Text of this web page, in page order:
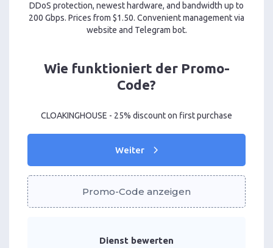
DDoS protection, newest hardware, and bandwidth up to
200 Gbps. Prices from $1.50. Convenient management via
website and Telegram bot.
Wie funktioniert der Promo-
Code?
CLOAKINGHOUSE - 25% discount on first purchase
Weiter
Promo-Code anzeigen
Dienst bewerten